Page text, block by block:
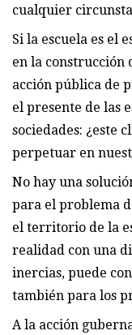
cualquier
Si la escuela es el
en la construcción
acción pública de
el presente de las
sociedades: ¿este
perpetuar en
No hay una
para el problema
el territorio de la
realidad con una
inercias, puede
también para los
A la acción